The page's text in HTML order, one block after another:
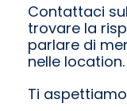
Contattaci
trovare la
parlare di
nelle location.
Ti